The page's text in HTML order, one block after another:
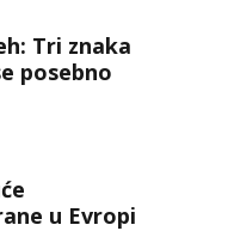
Tri znaka
posebno
u Evropi